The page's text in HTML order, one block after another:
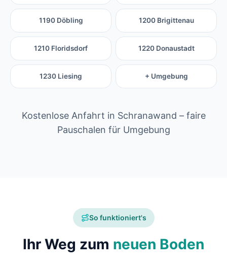
1190 Döbling 1200 Brigittenau
1210 Floridsdorf 1220 Donaustadt
1230 Liesing + Umgebung
Kostenlose Anfahrt in Schranawand – faire
Pauschalen für Umgebung
So funktioniert's
Ihr Weg zum neuen Boden